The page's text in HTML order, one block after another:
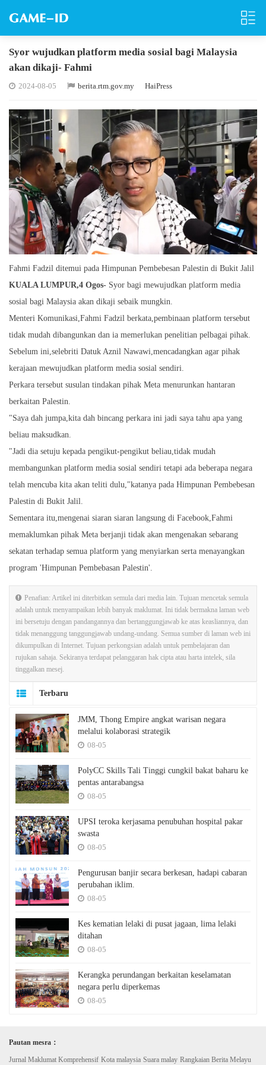
Syor wujudkan platform media sosial bagi Malaysia
akan dikaji- Fahmi
2024-08-05 berita.rtm.gov.my HaiPress
Fahmi Fadzil ditemui pada Himpunan Pembebesan Palestin di Bukit Jalil
KUALA LUMPUR,4 Ogos- Syor bagi mewujudkan platform media
sosial bagi Malaysia akan dikaji sebaik mungkin.
Menteri Komunikasi,Fahmi Fadzil berkata,pembinaan platform tersebut
tidak mudah dibangunkan dan ia memerlukan penelitian pelbagai pihak.
Sebelum ini,selebriti Datuk Aznil Nawawi,mencadangkan agar pihak
kerajaan mewujudkan platform media sosial sendiri.
Perkara tersebut susulan tindakan pihak Meta menurunkan hantaran
berkaitan Palestin.
"Saya dah jumpa,kita dah bincang perkara ini jadi saya tahu apa yang
beliau maksudkan.
"Jadi dia setuju kepada pengikut-pengikut beliau,tidak mudah
membangunkan platform media sosial sendiri tetapi ada beberapa negara
telah mencuba kita akan teliti dulu,"katanya pada Himpunan Pembebesan
Palestin di Bukit Jalil.
Sementara itu,mengenai siaran siaran langsung di Facebook,Fahmi
memaklumkan pihak Meta berjanji tidak akan mengenakan sebarang
sekatan terhadap semua platform yang menyiarkan serta menayangkan
program 'Himpunan Pembebasan Palestin'.
Penafian: Artikel ini diterbitkan semula dari media lain. Tujuan mencetak semula
adalah untuk menyampaikan lebih banyak maklumat. Ini tidak bermakna laman web
ini bersetuju dengan pandangannya dan bertanggungjawab ke atas keasliannya, dan
tidak menanggung tanggungjawab undang-undang. Semua sumber di laman web ini
dikumpulkan di Internet. Tujuan perkongsian adalah untuk pembelajaran dan
rujukan sahaja. Sekiranya terdapat pelanggaran hak cipta atau harta intelek, sila
tinggalkan mesej.
Terbaru
JMM, Thong Empire angkat warisan negara
melalui kolaborasi strategik
08-05
PolyCC Skills Tali Tinggi cungkil bakat baharu ke
pentas antarabangsa
08-05
UPSI teroka kerjasama penubuhan hospital pakar
swasta
08-05
Pengurusan banjir secara berkesan, hadapi cabaran
perubahan iklim.
08-05
Kes kematian lelaki di pusat jagaan, lima lelaki
ditahan
08-05
Kerangka perundangan berkaitan keselamatan
negara perlu diperkemas
08-05
Pautan mesra：
Jurnal Maklumat Komprehensif Kota malaysia Suara malay Rangkaian Berita Melayu